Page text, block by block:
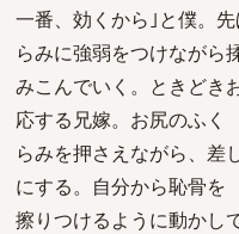
一番、効くから｣と僕。
らみに強弱をつけながら
みこんでいく。ときどき
応する兄嫁。お尻のふく
らみを押さえながら、差
にする。自分から恥骨を
擦りつけるように動かし